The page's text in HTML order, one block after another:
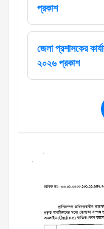
প্রকাশ
জেলা প্রশাসকের
২০২৬ প্রকাশ